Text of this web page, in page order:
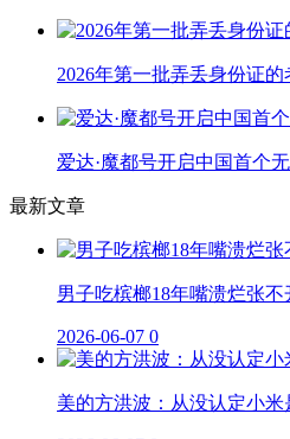
2026年第一批弄丢身份证
爱达·魔都号开启中国首个
最新文章
男子吃槟榔18年嘴溃烂张
2026-06-07 0
美的方洪波：从没认定小